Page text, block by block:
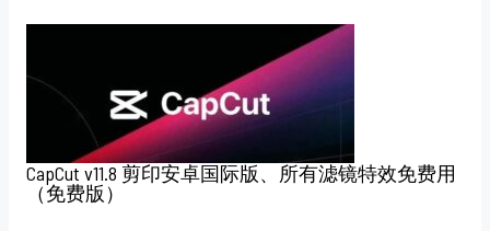
CapCut v11.8 剪印安卓国际版、所有滤镜特效免费用
（免费版）
CAPCUT
印
所
有
滤